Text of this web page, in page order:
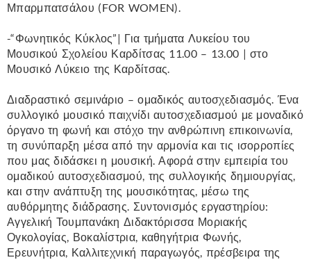
Μπαρμπατσάλου (FOR WOMEN).
-“Φωνητικός Κύκλος”| Για τμήματα Λυκείου του
Μουσικού Σχολείου Καρδίτσας 11.00 – 13.00 | στο
Μουσικό Λύκειο της Καρδίτσας.
Διαδραστικό σεμινάριο – ομαδικός αυτοσχεδιασμός. Ένα
συλλογικό μουσικό παιχνίδι αυτοσχεδιασμού με μοναδικό
όργανο τη φωνή και στόχο την ανθρώπινη επικοινωνία,
τη συνύπαρξη μέσα από την αρμονία και τις ισορροπίες
που μας διδάσκει η μουσική. Αφορά στην εμπειρία του
ομαδικού αυτοσχεδιασμού, της συλλογικής δημιουργίας,
και στην ανάπτυξη της μουσικότητας, μέσω της
αυθόρμητης διάδρασης. Συντονισμός εργαστηρίου:
Αγγελική Τουμπανάκη Διδακτόρισσα Μοριακής
Ογκολογίας, Βοκαλίστρια, καθηγήτρια Φωνής,
Ερευνήτρια, Καλλιτεχνική παραγωγός, πρέσβειρα της